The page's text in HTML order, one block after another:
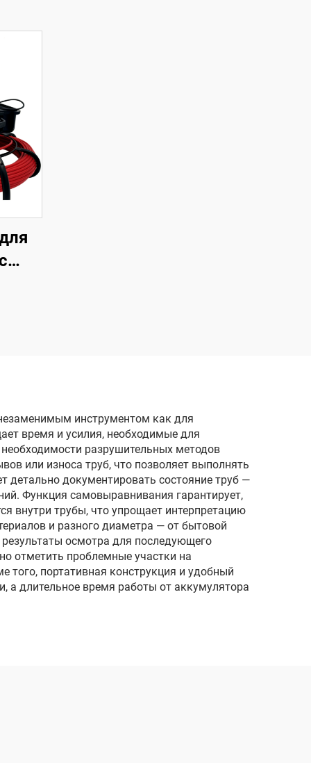
ГБ
инструментом как для
время и усилия, необходимые для
разрушительных методов
или износа труб, что позволяет выполнять
документировать состояние труб —
Функция самовыравнивания гарантирует,
внутри трубы, что упрощает интерпретацию
и разного диаметра — от бытовой
осмотра для последующего
отметить проблемные участки на
портативная конструкция и удобный
а длительное время работы от аккумулятора